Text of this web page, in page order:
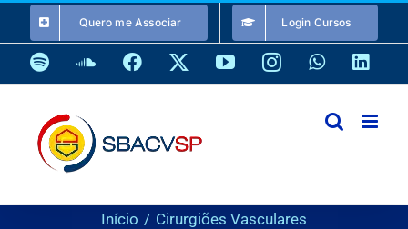
o
conteúdo
Quero me Associar Login Cursos
SpotifySoundCloud
Facebook YouTubeInstagramWhatsApp
Início Cirurgiões Vasculares